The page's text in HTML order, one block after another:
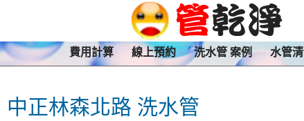
費用計算 線上預約 洗水管 案例 水管
中正林森北路 洗水管